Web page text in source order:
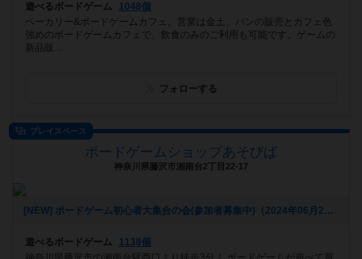
遊べるボードゲーム
1048個
ベーカリー&ボードゲームカフェ。営業は金土、パンの販売とカフェ色
強めのボードゲームカフェで、飲食のみのご利用も可能です。ゲームの
新品販...
フォローする
プレイスペース
ボードゲームショップあそびば
神奈川県藤沢市湘南台2丁目22-17
[NEW] ボードゲーム初心者大集合の会(参加者募集中)（2024年06月21日 09時28分）
遊べるボードゲーム
1138個